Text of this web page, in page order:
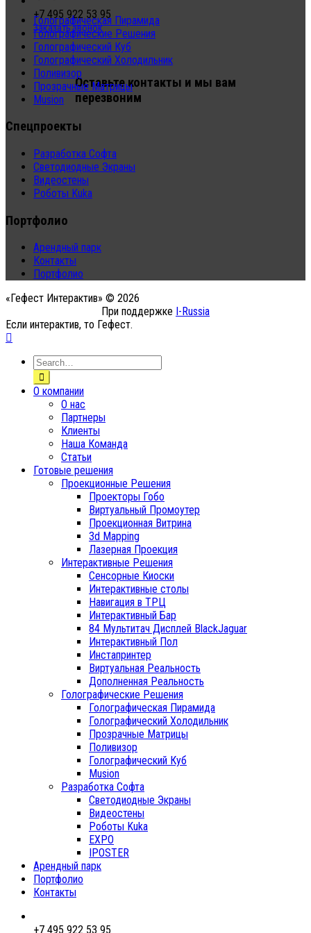
+7 495 922 53 95
Заказать звонок
Оставьте контакты и мы вам
перезвоним
Голографическая Пирамида
Голографические Решения
Голографический Куб
Голографический Холодильник
Поливизор
Прозрачные Матрицы
Musion
Спецпроекты
Разработка Софта
Светодиодные Экраны
Видеостены
Роботы Kuka
Портфолио
Арендный парк
Контакты
Портфолио
«Гефест Интерактив» © 2026
При поддержке I-Russia
Если интерактив, то Гефест.
О компании
О нас
Партнеры
Клиенты
Наша Команда
Статьи
Готовые решения
Проекционные Решения
Проекторы Гобо
Виртуальный Промоутер
Проекционная Витрина
3d Mapping
Лазерная Проекция
Интерактивные Решения
Сенсорные Киоски
Интерактивные столы
Навигация в ТРЦ
Интерактивный Бар
84 Мультитач Дисплей BlackJaguar
Интерактивный Пол
Инстапринтер
Виртуальная Реальность
Дополненная Реальность
Голографические Решения
Голографическая Пирамида
Голографический Холодильник
Прозрачные Матрицы
Поливизор
Голографический Куб
Musion
Разработка Софта
Светодиодные Экраны
Видеостены
Роботы Kuka
EXPO
IPOSTER
Арендный парк
Портфолио
Контакты
+7 495 922 53 95